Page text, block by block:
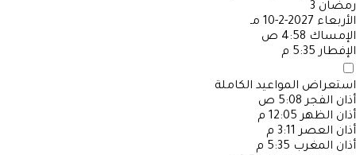
رمضان 3
الأربعاء 2027-2-10 مـ
الإمساك 4:58 ص
الإفطار 5:35 م
استعراض المواعيد الكاملة
أذان الفجر 5:08 ص
أذان الظهر 12:05 م
أذان العصر 3:11 م
أذان المغرب 5:35 م